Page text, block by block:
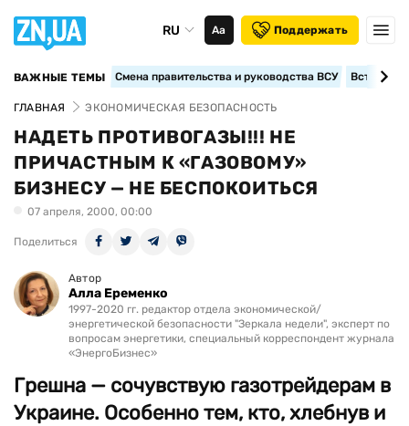
RU Аа Поддержать
ВАЖНЫЕ ТЕМЫ Смена правительства и руководства ВСУ
ГЛАВНАЯ ЭКОНОМИЧЕСКАЯ БЕЗОПАСНОСТЬ
НАДЕТЬ ПРОТИВОГАЗЫ!!! НЕ
ПРИЧАСТНЫМ К «ГАЗОВОМУ»
БИЗНЕСУ — НЕ БЕСПОКОИТЬСЯ
07 апреля, 2000, 00:00
Поделиться
Автор
Алла Еременко
1997-2020 гг. редактор отдела экономической/
энергетической безопасности "Зеркала недели", эксперт по
вопросам энергетики, специальный корреспондент журнала
«ЭнергоБизнес»
Грешна — сочувствую газотрейдерам в
Украине. Особенно тем, кто, хлебнув и